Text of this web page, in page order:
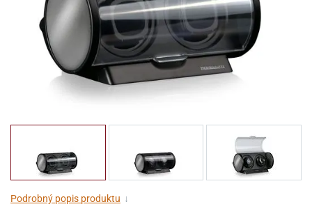
Podrobný popis produktu ↓